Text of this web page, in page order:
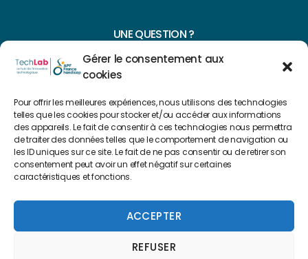
Gérer le consentement aux
cookies
Pour offrir les meilleures expériences, nous utilisons des technologies
telles que les cookies pour stocker et/ou accéder aux informations
des appareils. Le fait de consentir à ces technologies nous permettra
de traiter des données telles que le comportement de navigation ou
les ID uniques sur ce site. Le fait de ne pas consentir ou de retirer son
consentement peut avoir un effet négatif sur certaines
caractéristiques et fonctions.
ACCEPTER
REFUSER
UNE QUESTION ?
CONTACTEZ-NOUS
NAVIGUER SUR NOTRE SITE
Plan du site
FAIRE UN DON
Copyright 2022 © Créé par
Mentions légales